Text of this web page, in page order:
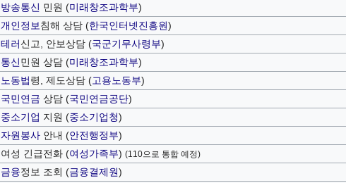
방송통신 민원 (미래창조과학부)
개인정보침해 상담 (한국인터넷진흥원)
테러신고, 안보상담 (국군기무사령부)
통신민원 상담 (미래창조과학부)
노동법령, 제도상담 (고용노동부)
국민연금 상담 (국민연금공단)
중소기업 지원 (중소기업청)
자원봉사안내 (안전행정부)
여성 긴급전화 (여성가족부) (110으로 통합 예정)
금융정보 조회 (금융결제원)